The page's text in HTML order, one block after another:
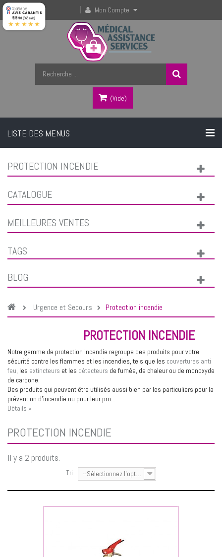
Mon Compte
(vide)
LISTE DES MENUS
PROTECTION INCENDIE
CATALOGUE
MEILLEURES VENTES
TAGS
BLOG
Urgence et Secours Protection incendie
PROTECTION INCENDIE
Notre gamme de protection incendie regroupe des produits pour votre
sécurité contre les flammes et les incendies, tels que les couvertures anti
feu, les extincteurs et les détecteurs de fumée, de chaleur ou de monoxyde
de carbone.
Des produits qui peuvent être utilisés aussi bien par les particuliers pour la
prévention d'incendie ou pour leur pro...
Détails »
PROTECTION INCENDIE
Il y a 2 produits.
Tri --Sélectionnez l'option--
9.5/10 (365 avis)
★★★★★